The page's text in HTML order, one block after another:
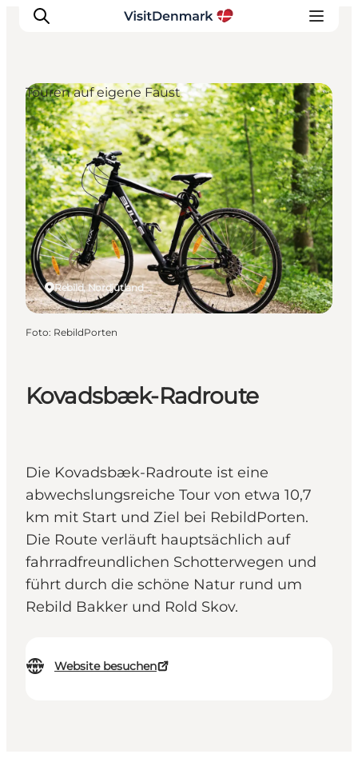
Inspiration
Regionen
Erlebnisse
Unterkünfte
Reiseplanung
Kovadsbæk-Radroute
Die Kovadsbæk-Radroute ist eine
abwechslungsreiche Tour von etwa 10,7
km mit Start und Ziel bei RebildPorten.
Die Route verläuft hauptsächlich auf
fahrradfreundlichen Schotterwegen und
führt durch die schöne Natur rund um
Rebild Bakker und Rold Skov.
Website besuchen
Rebild, Nordjütland
Touren auf eigene Faust
Foto: RebildPorten